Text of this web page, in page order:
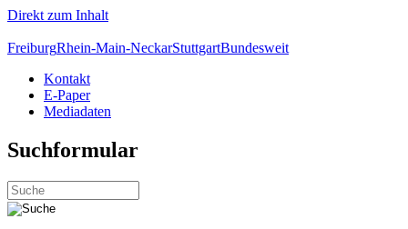
Direkt zum Inhalt
FreiburgRhein-Main-NeckarStuttgartBundesweit
Kontakt
E-Paper
Mediadaten
Suchformular